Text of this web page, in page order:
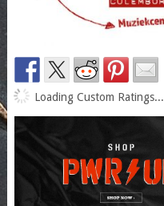
Loading Custom Ratings...